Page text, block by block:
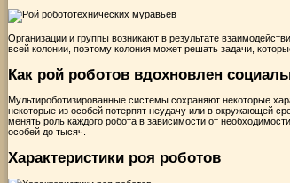
Организации и группы возникают в результате
всей колонии, поэтому колония может решать задачи,
Как рой роботов вдохновлен
Мультироботизированные системы сохраняют некоторые
некоторые из особей потерпят неудачу или в окружающей
менять роль каждого робота в зависимости от
особей до тысяч.
Характеристики роя роботов